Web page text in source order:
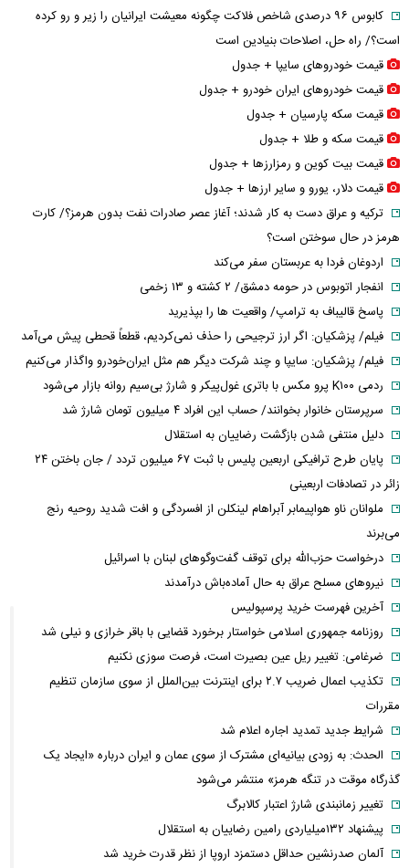
کابوس ۹۶ درصدی شاخص فلاکت چگونه معیشت ایرانیان را زیر و رو کرده
است؟/ راه حل، اصلاحات بنیادین است
قیمت خودرو‌های سایپا + جدول
قیمت خودرو‌های ایران خودرو + جدول
قیمت سکه پارسیان + جدول
قیمت سکه و طلا + جدول
قیمت بیت کوین و رمزارز‌ها + جدول
قیمت دلار، یورو و سایر ارز‌ها + جدول
ترکیه و عراق دست به کار شدند؛ آغاز عصر صادرات نفت بدون هرمز؟/ کارت
هرمز در حال سوختن است؟
اردوغان فردا به عربستان سفر می‌کند
انفجار اتوبوس در حومه دمشق/ ۲ کشته و ۱۳ زخمی
پاسخ قالیباف به ترامپ/ واقعیت ها را بپذیرید
فیلم/ پزشکیان: اگر ارز ترجیحی را حذف نمی‌کردیم، قطعاً قحطی پیش می‌آمد
فیلم/ پزشکیان: سایپا و چند شرکت دیگر هم مثل ایران‌خودرو واگذار می‌کنیم
ردمی K۱۰۰ پرو مکس با باتری غول‌پیکر و شارژ بی‌سیم روانه بازار می‌شود
سرپرستان خانوار بخوانند/ حساب این افراد ۴ میلیون تومان شارژ شد
دلیل منتفی شدن بازگشت رضاییان به استقلال
پایان طرح ترافیکی اربعین پلیس با ثبت ۶۷ میلیون تردد / جان باختن ۲۴
زائر در تصادفات اربعینی
ملوانان ناو هواپیمابر آبراهام لینکلن از افسردگی و افت شدید روحیه رنج
می‌برند
درخواست حزب‌الله برای توقف گفت‌وگوهای لبنان با اسرائیل
نیروهای مسلح عراق به حال آماده‌باش درآمدند
آخرین فهرست خرید پرسپولیس
روزنامه جمهوری اسلامی خواستار برخورد قضایی با باقر خرازی و نیلی شد
ضرغامی: تغییر ریل عین بصیرت است، فرصت سوزی نکنیم
تکذیب اعمال ضریب ۲.۷ برای اینترنت بین‌الملل از سوی سازمان تنظیم
مقررات
شرایط جدید تمدید اجاره اعلام شد
الحدث: به زودی بیانیه‌ای مشترک از سوی عمان و ایران درباره «ایجاد یک
گذرگاه موقت در تنگه هرمز» منتشر می‌شود
تغییر زمانبندی‌ شارژ اعتبار کالابرگ
پیشنهاد ۱۳۲میلیاردی رامین رضاییان به استقلال
آلمان صدرنشین حداقل دستمزد اروپا از نظر قدرت خرید شد